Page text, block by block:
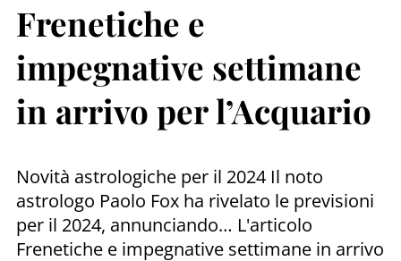
Frenetiche e
impegnative settimane
in arrivo per l’Acquario
Novità astrologiche per il 2024 Il noto
astrologo Paolo Fox ha rivelato le previsioni
per il 2024, annunciando… L'articolo
Frenetiche e impegnative settimane in arrivo